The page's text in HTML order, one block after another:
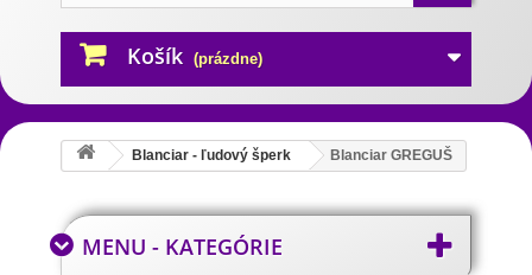
Košík (prázdne)
Blanciar - ľudový šperk Blanciar GREGUŠ
MENU - KATEGÓRIE